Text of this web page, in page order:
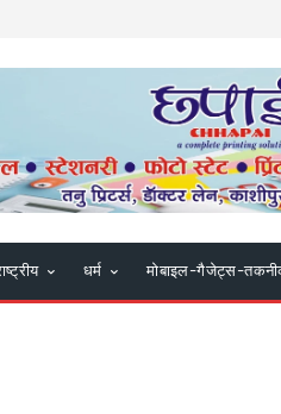
धर्म मोबाइल-गैजेट्स-